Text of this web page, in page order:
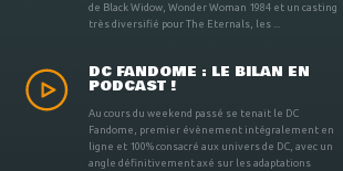
de Black Widow, Wonder Woman 1984 et un casting
très diversifié pour The Eternals, les ...
DC FANDOME : LE BILAN EN
PODCAST !
Au cours du weekend passé se tenait le DC
Fandome, premier évènement intégralement en
ligne et 100% consacré aux univers de DC, avec un
angle définitivement axé sur les adaptations